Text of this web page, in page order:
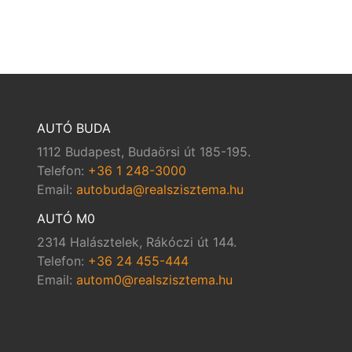
AUTÓ BUDA
1112 Budapest, Budaörsi út 185-195.
Telefon: +36 1 248-3000
Email: autobuda@realszisztema.hu
AUTÓ M0
2314 Halásztelek, Rákóczi út 144.
Telefon: +36 24 455-444
Email: autom0@realszisztema.hu